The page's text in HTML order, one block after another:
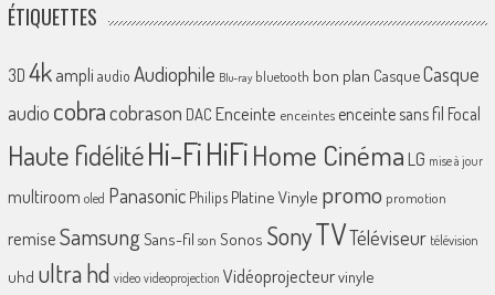
ÉTIQUETTES
3D 4k ampliaudio Audiophile Blu-ray bluetooth bon plan CasqueCasque
audio cobracobrason DAC Enceinte enceintes enceinte sans fil Focal
Haute fidélitéHi-FiHiFiHome Cinéma LG mise à jour
multiroom oled Panasonic Philips Platine Vinyle promo promotion
remiseSamsungSans-fil son Sonos SonyTVTéléviseur télévision
uhd ultra hd video videoprojection Vidéoprojecteurvinyle